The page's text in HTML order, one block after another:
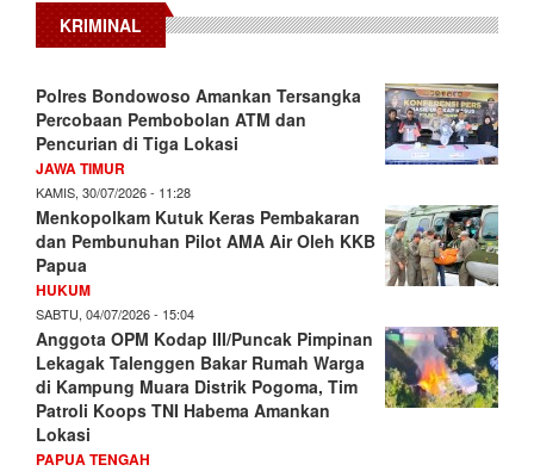
KRIMINAL
Polres Bondowoso Amankan Tersangka
Percobaan Pembobolan ATM dan
Pencurian di Tiga Lokasi
JAWA TIMUR
KAMIS, 30/07/2026 - 11:28
Menkopolkam Kutuk Keras Pembakaran
dan Pembunuhan Pilot AMA Air Oleh KKB
Papua
HUKUM
SABTU, 04/07/2026 - 15:04
Anggota OPM Kodap III/Puncak Pimpinan
Lekagak Talenggen Bakar Rumah Warga
di Kampung Muara Distrik Pogoma, Tim
Patroli Koops TNI Habema Amankan
Lokasi
PAPUA TENGAH